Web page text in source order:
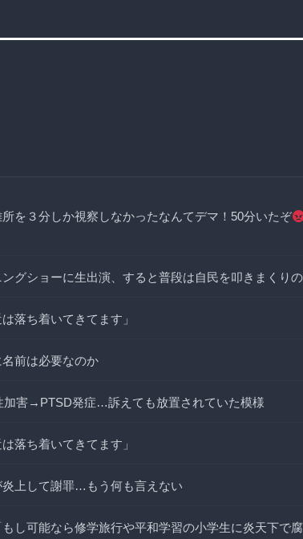
を３分しか視察しなかったなんてデマ！50分いたぞ
ングショーに生出演、すると普段は自民を叩きまく
落ち着いてきてます」
名前は必要なのか
加害→PTSD発症…訴えても放置されていた模様
落ち着いてきてます」
炎上して謝罪…もう何も言えない
もし可能なら修学旅行や平和学習の小学生に炎天下で